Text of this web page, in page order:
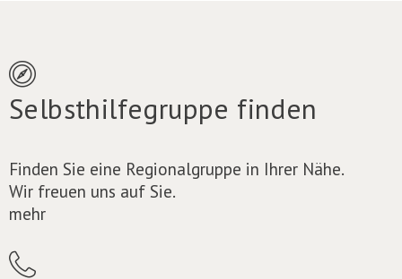
Selbsthilfegruppe finden
Finden Sie eine Regionalgruppe in Ihrer Nähe.
Wir freuen uns auf Sie.
mehr